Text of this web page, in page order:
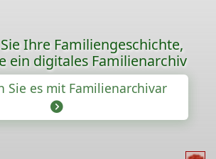
Ihre Familiengeschichte,
ein digitales Familienarchiv
Sie es mit Familienarchivar